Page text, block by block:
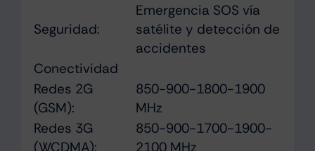
Seguridad:
Emergencia SOS vía
satélite y detección de
accidentes
Conectividad
Redes 2G
(GSM):
850-900-1800-1900
MHz
Redes 3G
(WCDMA):
850-900-1700-1900-
2100 MHz